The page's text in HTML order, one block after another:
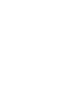
す。予めご了承くださ
ード、プリペイドカード
が【7日～60日】となり
【10月23日(金)】まで
ただけます様お願いい